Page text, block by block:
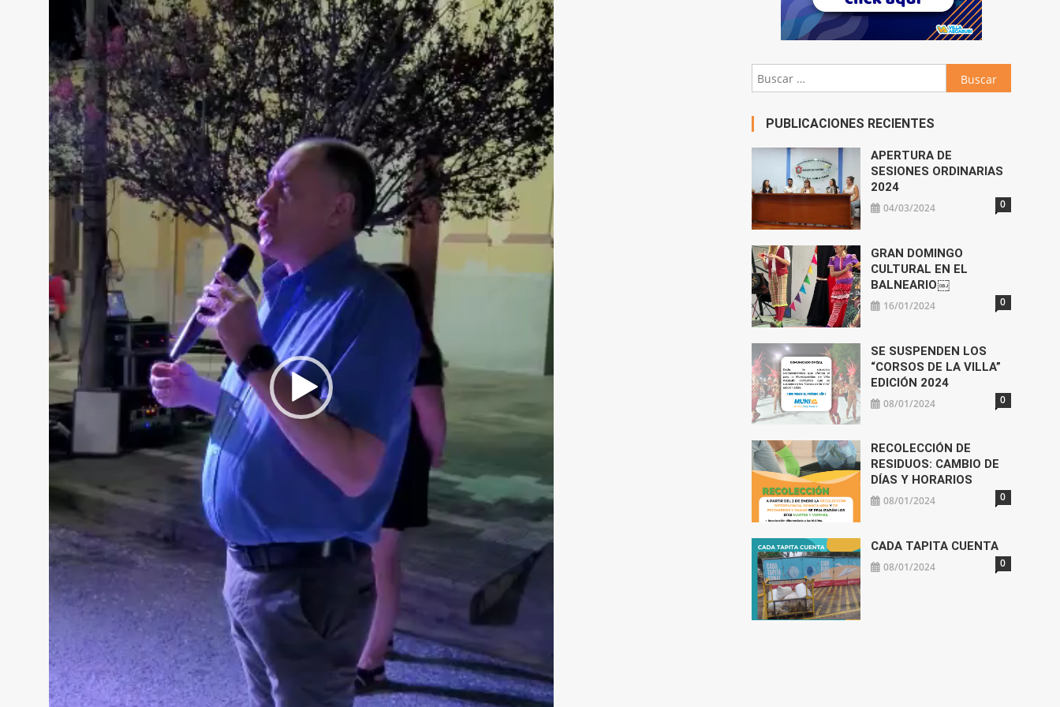
Buscar:
PUBLICACIONES RECIENTES
APERTURA DE
SESIONES ORDINARIAS
2024
04/03/2024 0
GRAN DOMINGO
CULTURAL EN EL
BALNEARIO￼
16/01/2024 0
SE SUSPENDEN LOS
“CORSOS DE LA VILLA”
EDICIÓN 2024
08/01/2024 0
RECOLECCIÓN DE
RESIDUOS: CAMBIO DE
DÍAS Y HORARIOS
08/01/2024 0
CADA TAPITA CUENTA
08/01/2024 0